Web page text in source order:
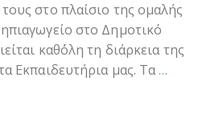
στο πλαίσιο της ομαλής
στο Δημοτικό
καθ΄όλη τη διάρκεια της
Εκπαιδευτήρια μας. Τα…